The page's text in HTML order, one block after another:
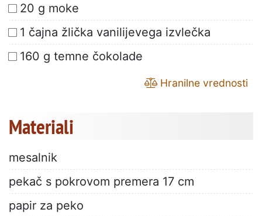
20 g moke
1 čajna žlička vanilijevega izvlečka
160 g temne čokolade
Hranilne vrednosti
Materiali
mesalnik
pekač s pokrovom premera 17 cm
papir za peko